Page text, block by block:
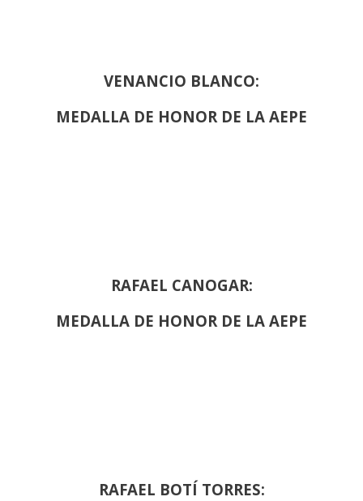
VENANCIO BLANCO:
MEDALLA DE HONOR DE LA AEPE
RAFAEL CANOGAR:
MEDALLA DE HONOR DE LA AEPE
RAFAEL BOTÍ TORRES: